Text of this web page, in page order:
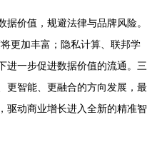
据价值，规避法律与品牌风险。
更加丰富；隐私计算、联邦学
进一步促进数据价值的流通。三
更智能、更融合的方向发展，最
驱动商业增长进入全新的精准智